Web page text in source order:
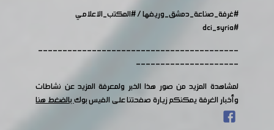
#غرفة_صناعة_دمشق_وريفها/#المكتب_الاعلامي
#dci_syria
-----------------------------------------
---------------------
لمشاهدة المزيد من صور هذا الخبر ولمعرفة المزيد عن نشاطات
وأخبار الغرفة يمكنكم زيارة صفحتنا على الفيس بوكبالضغط هنا